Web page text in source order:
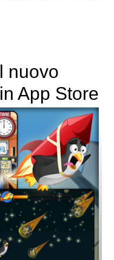
nuovo
App Store